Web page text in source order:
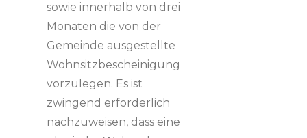
sowie innerhalb von drei
Monaten die von der
Gemeinde ausgestellte
Wohnsitzbescheinigung
vorzulegen. Es ist
zwingend erforderlich
nachzuweisen, dass eine